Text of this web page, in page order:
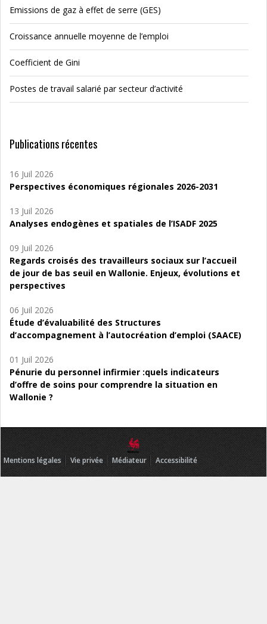
Emissions de gaz à effet de serre (GES)
Croissance annuelle moyenne de l’emploi
Coefficient de Gini
Postes de travail salarié par secteur d’activité
Publications récentes
16 Juil 2026
Perspectives économiques régionales 2026-2031
13 Juil 2026
Analyses endogènes et spatiales de l’ISADF 2025
09 Juil 2026
Regards croisés des travailleurs sociaux sur l’accueil
de jour de bas seuil en Wallonie. Enjeux, évolutions et
perspectives
06 Juil 2026
Étude d’évaluabilité des Structures
d’accompagnement à l’autocréation d’emploi (SAACE)
01 Juil 2026
Pénurie du personnel infirmier :quels indicateurs
d’offre de soins pour comprendre la situation en
Wallonie ?
Mentions légales Vie privée Médiateur Accessibilité